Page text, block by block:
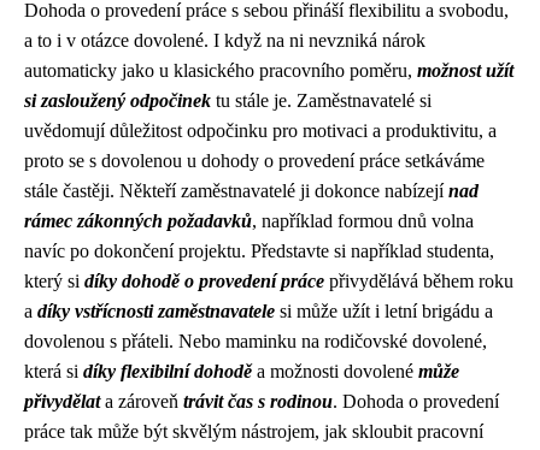
Dohoda o provedení práce s sebou přináší flexibilitu a svobodu,
a to i v otázce dovolené. I když na ni nevzniká nárok
automaticky jako u klasického pracovního poměru, možnost užít
si zasloužený odpočinek tu stále je. Zaměstnavatelé si
uvědomují důležitost odpočinku pro motivaci a produktivitu, a
proto se s dovolenou u dohody o provedení práce setkáváme
stále častěji. Někteří zaměstnavatelé ji dokonce nabízejínad
rámec zákonných požadavků, například formou dnů volna
navíc po dokončení projektu. Představte si například studenta,
který si díky dohodě o provedení práce přivydělává během roku
a díky vstřícnosti zaměstnavatele si může užít i letní brigádu a
dovolenou s přáteli. Nebo maminku na rodičovské dovolené,
která si díky flexibilní dohoděa možnosti dovolené může
přivydělata zároveň trávit čas s rodinou. Dohoda o provedení
práce tak může být skvělým nástrojem, jak skloubit pracovní